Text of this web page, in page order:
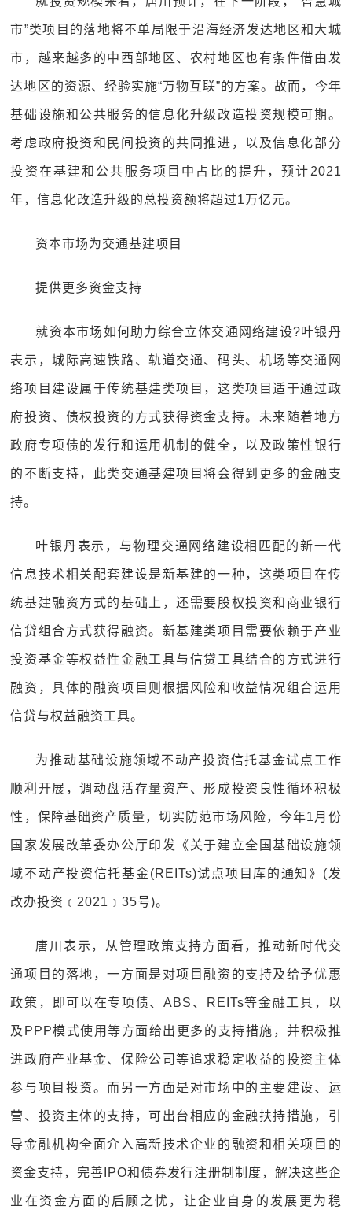
市”类项目的落地将不单局限于沿海经济发达地区和大城
市，越来越多的中西部地区、农村地区也有条件借由发
达地区的资源、经验实施“万物互联”的方案。故而，今年
基础设施和公共服务的信息化升级改造投资规模可期。
考虑政府投资和民间投资的共同推进，以及信息化部分
投资在基建和公共服务项目中占比的提升，预计2021
年，信息化改造升级的总投资额将超过1万亿元。
资本市场为交通基建项目
提供更多资金支持
就资本市场如何助力综合立体交通网络建设?叶银丹
表示，城际高速铁路、轨道交通、码头、机场等交通网
络项目建设属于传统基建类项目，这类项目适于通过政
府投资、债权投资的方式获得资金支持。未来随着地方
政府专项债的发行和运用机制的健全，以及政策性银行
的不断支持，此类交通基建项目将会得到更多的金融支
持。
叶银丹表示，与物理交通网络建设相匹配的新一代
信息技术相关配套建设是新基建的一种，这类项目在传
统基建融资方式的基础上，还需要股权投资和商业银行
信贷组合方式获得融资。新基建类项目需要依赖于产业
投资基金等权益性金融工具与信贷工具结合的方式进行
融资，具体的融资项目则根据风险和收益情况组合运用
信贷与权益融资工具。
为推动基础设施领域不动产投资信托基金试点工作
顺利开展，调动盘活存量资产、形成投资良性循环积极
性，保障基础资产质量，切实防范市场风险，今年1月份
国家发展改革委办公厅印发《关于建立全国基础设施领
域不动产投资信托基金(REITs)试点项目库的通知》(发
改办投资﹝2021﹞35号)。
唐川表示，从管理政策支持方面看，推动新时代交
通项目的落地，一方面是对项目融资的支持及给予优惠
政策，即可以在专项债、ABS、REITs等金融工具，以
及PPP模式使用等方面给出更多的支持措施，并积极推
进政府产业基金、保险公司等追求稳定收益的投资主体
参与项目投资。而另一方面是对市场中的主要建设、运
营、投资主体的支持，可出台相应的金融扶持措施，引
导金融机构全面介入高新技术企业的融资和相关项目的
资金支持，完善IPO和债券发行注册制制度，解决这些企
业在资金方面的后顾之忧，让企业自身的发展更为稳